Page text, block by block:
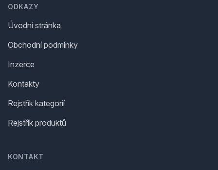
ODKAZY
Úvodní stránka
Obchodní podmínky
Inzerce
Kontakty
Rejstřík kategorií
Rejstřík produktů
KONTAKT